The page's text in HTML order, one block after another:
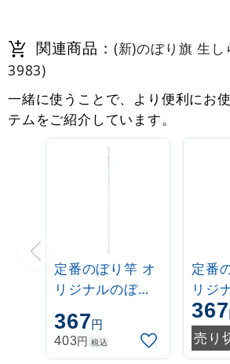
関連商品： (新)のぼり旗 生し
3983)
一緒に使うことで、より便利にお
テムをご紹介しています。
定番のぼり竿 オ
リジナルのぼり
ポール 1.6～3m
伸縮式 白
(30537***)
367円
403円 税込
定番
リジ
ポー
伸縮
367
売り